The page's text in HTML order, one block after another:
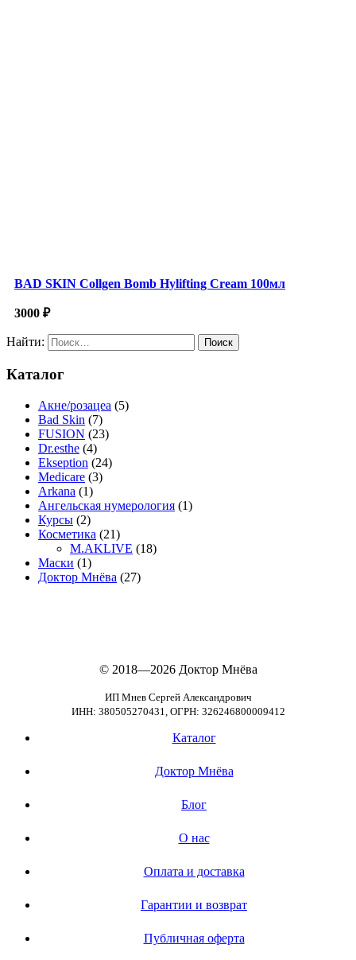
BAD SKIN Collgen Bomb Hylifting Cream 100мл
3000 ₽
Найти:
Каталог
Акне/розацеа (5)
Bad Skin (7)
FUSION (23)
Dr.esthe (4)
Ekseption (24)
Medicare (3)
Arkana (1)
Ангельская нумерология (1)
Курсы (2)
Косметика (21)
M.AKLIVE (18)
Маски (1)
Доктор Мнёва (27)
© 2018—2026Доктор Мнёва
ИП Мнев Сергей Александрович
ИНН: 380505270431, ОГРН: 326246800009412
Каталог
Доктор Мнёва
Блог
О нас
Оплата и доставка
Гарантии и возврат
Публичная оферта